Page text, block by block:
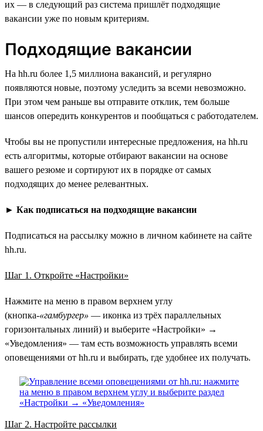
их — в следующий раз система пришлёт подходящие
вакансии уже по новым критериям.
Подходящие вакансии
На hh.ru более 1,5 миллиона вакансий, и регулярно
появляются новые, поэтому уследить за всеми невозможно.
При этом чем раньше вы отправите отклик, тем больше
шансов опередить конкурентов и пообщаться с работодателем.
Чтобы вы не пропустили интересные предложения, на hh.ru
есть алгоритмы, которые отбирают вакансии на основе
вашего резюме и сортируют их в порядке от самых
подходящих до менее релевантных.
► Как подписаться на подходящие вакансии
Подписаться на рассылку можно в личном кабинете на сайте
hh.ru.
Шаг 1. Откройте «Настройки»
Нажмите на меню в правом верхнем углу
(кнопка-«гамбургер» — иконка из трёх параллельных
горизонтальных линий) и выберите «Настройки» →
«Уведомления» — там есть возможность управлять всеми
оповещениями от hh.ru и выбирать, где удобнее их получать.
Шаг 2. Настройте рассылки